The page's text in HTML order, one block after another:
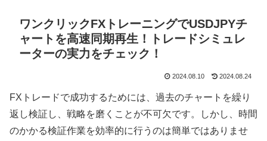
ワンクリックFXトレーニングでUSDJPYチ
ャートを高速同期再生！トレードシミュレ
ーターの実力をチェック！
2024.08.10 2024.08.24
FXトレードで成功するためには、過去のチャートを繰り
返し検証し、戦略を磨くことが不可欠です。しかし、時間
のかかる検証作業を効率的に行うのは簡単ではありませ